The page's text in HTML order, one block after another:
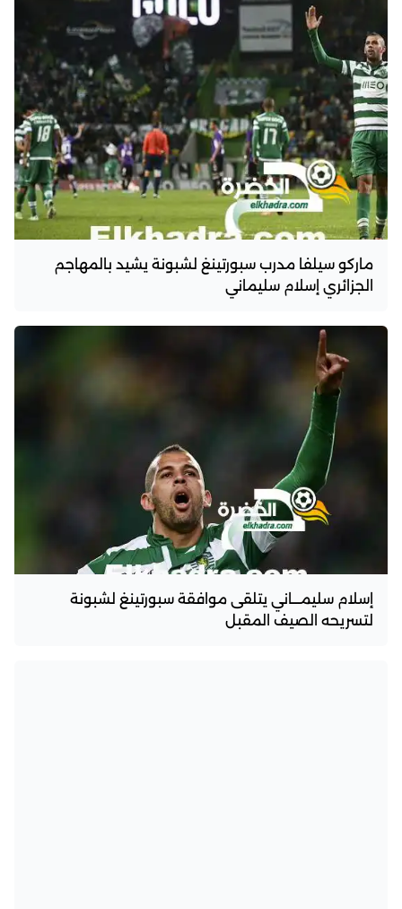
ماركو سيلفا مدرب سبورتينغ لشبونة يشيد بالمهاجم
الجزائري إسلام سليماني
إسلام سليمـــاني يتلقى موافقة سبورتينغ لشبونة
لتسريحه الصيف المقبل